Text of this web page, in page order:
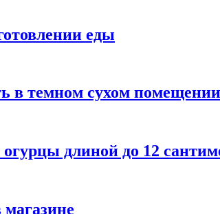
еды
в темном сухом помещении
длиной до 12
магазине